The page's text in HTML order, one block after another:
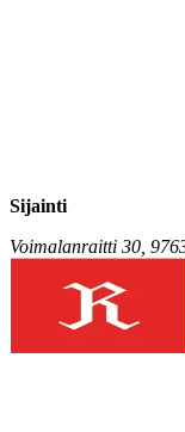
Sijainti
Voimalanraitti 30,